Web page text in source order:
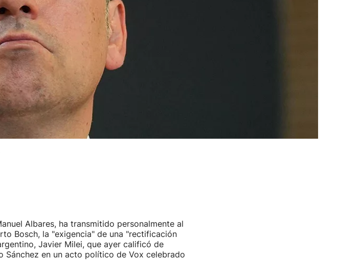
Albares, ha transmitido personalmente al
Bosch, la "exigencia" de una "rectificación
Javier Milei, que ayer calificó de
Sánchez en un acto político de Vox celebrado